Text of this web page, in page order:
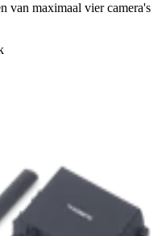
van maximaal vier camera's